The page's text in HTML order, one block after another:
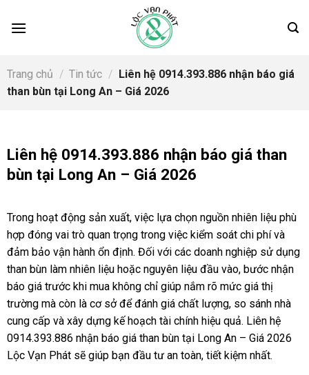
Trang chủ / Tin tức / Liên hệ 0914.393.886 nhận báo giá
than bùn tại Long An – Giá 2026
Liên hệ 0914.393.886 nhận báo giá than
bùn tại Long An – Giá 2026
Trong hoạt động sản xuất, việc lựa chọn nguồn nhiên liệu phù
hợp đóng vai trò quan trọng trong việc kiểm soát chi phí và
đảm bảo vận hành ổn định. Đối với các doanh nghiệp sử dụng
than bùn làm nhiên liệu hoặc nguyên liệu đầu vào, bước nhận
báo giá trước khi mua không chỉ giúp nắm rõ mức giá thị
trường mà còn là cơ sở để đánh giá chất lượng, so sánh nhà
cung cấp và xây dựng kế hoạch tài chính hiệu quả. Liên hệ
0914.393.886 nhận báo giá than bùn tại Long An – Giá 2026
Lộc Vạn Phát sẽ giúp bạn đầu tư an toàn, tiết kiệm nhất.